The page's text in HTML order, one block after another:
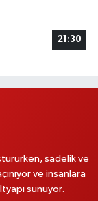
21:30
sadelik ve
ve insanlara
sunuyor.